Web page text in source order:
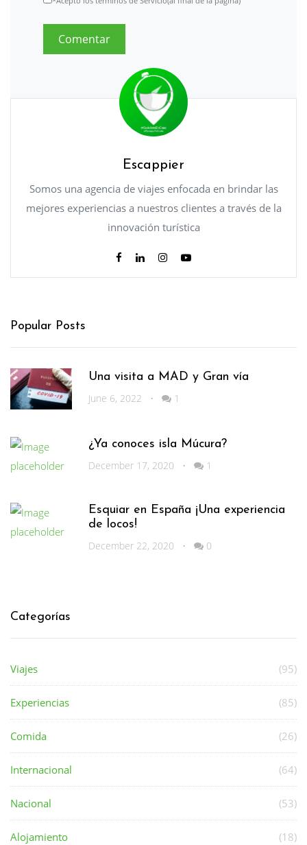
Escappier
Somos una agencia de viajes enfocada en brindar las
mejores experiencias a nuestros clientes a través de la
innovación turística
Popular Posts
Una visita a MAD y Gran vía
June 6, 2022
• 1
¿Ya conoces isla Múcura?
December 17, 2020
• 1
Esquiar en España ¡Una experiencia
de locos!
December 22, 2020
• 0
Categorías
Viajes (95)
Experiencias (85)
Comida (26)
Internacional (64)
Nacional (53)
Alojamiento (18)